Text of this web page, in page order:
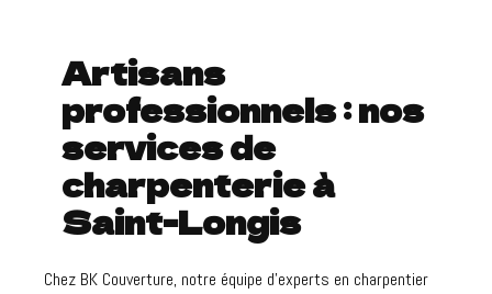
Artisans
professionnels : nos
services de
charpenterie à
Saint-Longis
Chez BK Couverture, notre équipe d'experts en charpentier